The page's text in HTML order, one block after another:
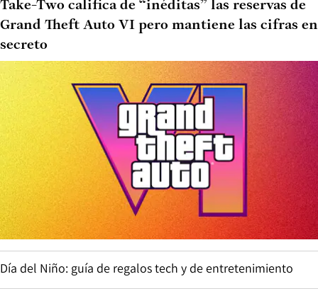
Take-Two califica de “inéditas” las reservas de
Grand Theft Auto VI pero mantiene las cifras en
secreto
Día del Niño: guía de regalos tech y de entretenimiento